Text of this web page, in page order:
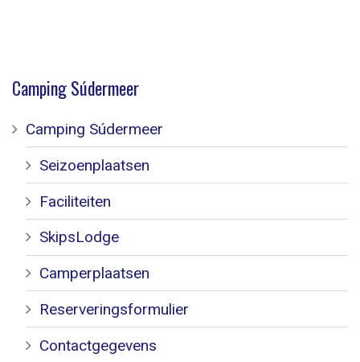
Camping Súdermeer
Camping Súdermeer
Seizoenplaatsen
Faciliteiten
SkipsLodge
Camperplaatsen
Reserveringsformulier
Contactgegevens